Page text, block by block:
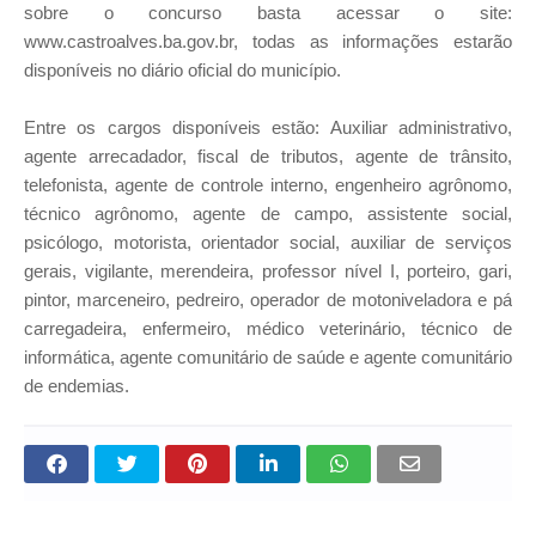
sobre o concurso basta acessar o site:
www.castroalves.ba.gov.br, todas as informações estarão
disponíveis no diário oficial do município.
Entre os cargos disponíveis estão: Auxiliar administrativo,
agente arrecadador, fiscal de tributos, agente de trânsito,
telefonista, agente de controle interno, engenheiro agrônomo,
técnico agrônomo, agente de campo, assistente social,
psicólogo, motorista, orientador social, auxiliar de serviços
gerais, vigilante, merendeira, professor nível I, porteiro, gari,
pintor, marceneiro, pedreiro, operador de motoniveladora e pá
carregadeira, enfermeiro, médico veterinário, técnico de
informática, agente comunitário de saúde e agente comunitário
de endemias.